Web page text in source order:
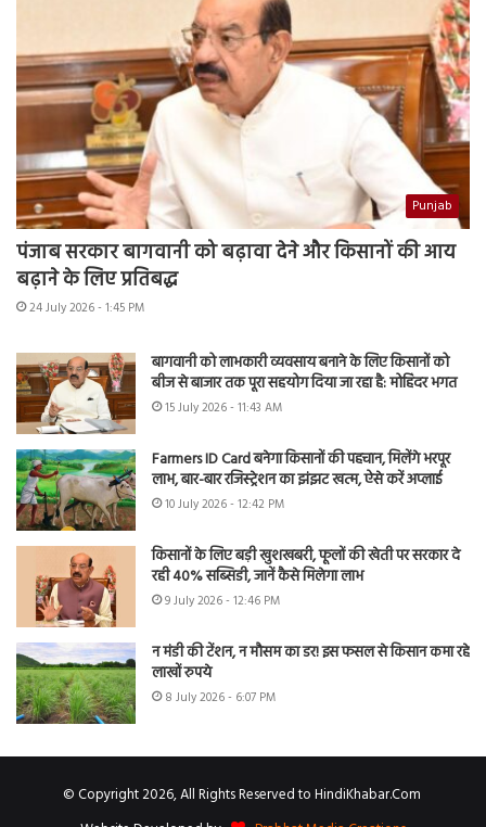
Punjab
पंजाब सरकार बागवानी को बढ़ावा देने और किसानों की आय
बढ़ाने के लिए प्रतिबद्ध
24 July 2026 - 1:45 PM
बागवानी को लाभकारी व्यवसाय बनाने के लिए किसानों को
बीज से बाजार तक पूरा सहयोग दिया जा रहा है: मोहिंदर भगत
15 July 2026 - 11:43 AM
Farmers ID Card बनेगा किसानों की पहचान, मिलेंगे भरपूर
लाभ, बार-बार रजिस्ट्रेशन का झंझट खत्म, ऐसे करें अप्लाई
10 July 2026 - 12:42 PM
किसानों के लिए बड़ी खुशखबरी, फूलों की खेती पर सरकार दे
रही 40% सब्सिडी, जानें कैसे मिलेगा लाभ
9 July 2026 - 12:46 PM
न मंडी की टेंशन, न मौसम का डर! इस फसल से किसान कमा रहे
लाखों रुपये
8 July 2026 - 6:07 PM
© Copyright 2026, All Rights Reserved to HindiKhabar.Com